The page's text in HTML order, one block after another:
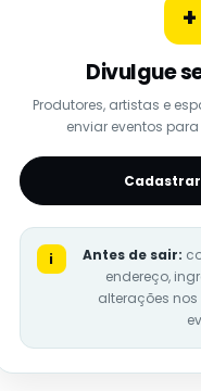
+
Divulgue
Produtores, artistas e
enviar eventos
i Antes de sair:
endereço,
alterações